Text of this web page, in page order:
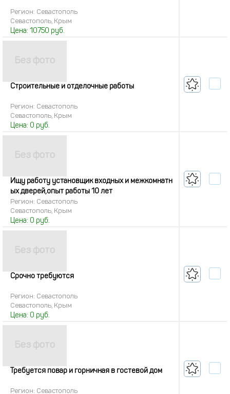
Регион: Севастополь
Севастополь, Крым
Цена: 10750 руб.
Строительные и отделочные работы
Регион: Севастополь
Севастополь, Крым
Цена: 0 руб.
Ищу работу установщик входных и межкомнатн
ых дверей,опыт работы 10 лет
Регион: Севастополь
Севастополь, Крым
Цена: 0 руб.
Срочно требуются
Регион: Севастополь
Севастополь, Крым
Цена: 0 руб.
Требуется повар и горничная в гостевой дом
Регион: Севастополь